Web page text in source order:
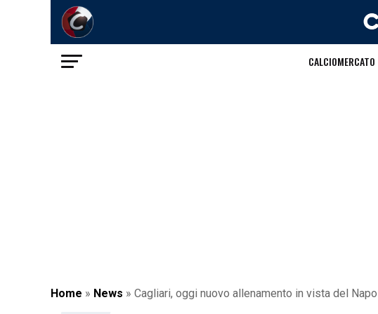
CALCIOMERCATO
Home » News » Cagliari, oggi nuovo allenamento in vista del